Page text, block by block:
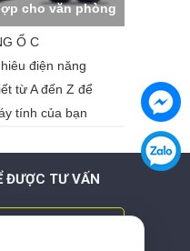
cho văn phòng
Ổ C
điện năng
từ A đến Z để
tính của bạn
ĐƯỢC TƯ VẤN